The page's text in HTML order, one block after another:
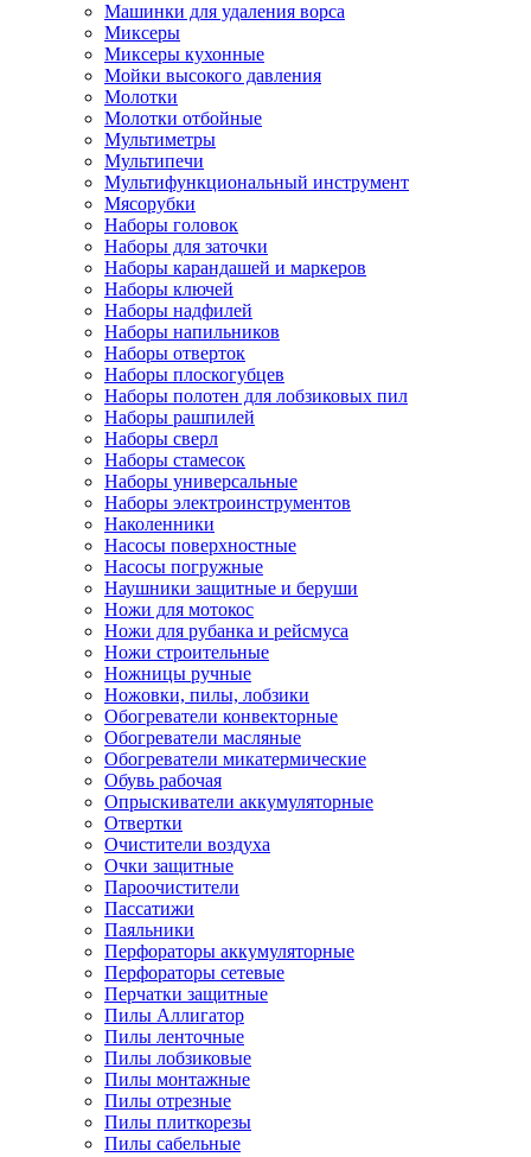
Машинки для удаления ворса
Миксеры
Миксеры кухонные
Мойки высокого давления
Молотки
Молотки отбойные
Мультиметры
Мультипечи
Мультифункциональный инструмент
Мясорубки
Наборы головок
Наборы для заточки
Наборы карандашей и маркеров
Наборы ключей
Наборы надфилей
Наборы напильников
Наборы отверток
Наборы плоскогубцев
Наборы полотен для лобзиковых пил
Наборы рашпилей
Наборы сверл
Наборы стамесок
Наборы универсальные
Наборы электроинструментов
Наколенники
Насосы поверхностные
Насосы погружные
Наушники защитные и беруши
Ножи для мотокос
Ножи для рубанка и рейсмуса
Ножи строительные
Ножницы ручные
Ножовки, пилы, лобзики
Обогреватели конвекторные
Обогреватели масляные
Обогреватели микатермические
Обувь рабочая
Опрыскиватели аккумуляторные
Отвертки
Очистители воздуха
Очки защитные
Пароочистители
Пассатижи
Паяльники
Перфораторы аккумуляторные
Перфораторы сетевые
Перчатки защитные
Пилы Аллигатор
Пилы ленточные
Пилы лобзиковые
Пилы монтажные
Пилы отрезные
Пилы плиткорезы
Пилы сабельные